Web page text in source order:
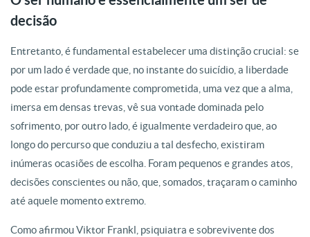
decisão
Entretanto, é fundamental estabelecer uma distinção crucial: se
por um lado éverdade que, no instante do suicídio, a liberdade
pode estar profundamente comprometida, uma vez que a alma,
imersa em densas trevas, vê sua vontade dominada pelo
sofrimento, por outro lado, é igualmente verdadeiro que, ao
longo do percurso que conduziu a tal desfecho, existiram
inúmeras ocasiões de escolha. Foram pequenos e grandes atos,
decisões conscientes ou não, que, somados, traçaram o caminho
até aquele momento extremo.
Como afirmou Viktor Frankl, psiquiatra e sobrevivente dos